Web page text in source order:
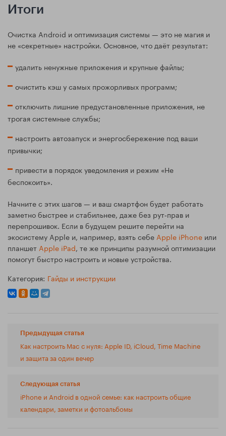
Итоги
Очистка Android и оптимизация системы — это не магия и
не «секретные» настройки. Основное, что даёт результат:
удалить ненужные приложения и крупные файлы;
очистить кэш у самых прожорливых программ;
отключить лишние предустановленные приложения, не
трогая системные службы;
настроить автозапуск и энергосбережение под ваши
привычки;
привести в порядок уведомления и режим «Не
беспокоить».
Начните с этих шагов — и ваш смартфон будет работать
заметно быстрее и стабильнее, даже без рут‑прав и
перепрошивок. Если в будущем решите перейти на
экосистему Apple и, например, взять себе Apple iPhone или
планшет Apple iPad, те же принципы разумной оптимизации
помогут быстро настроить и новые устройства.
Категория: Гайды и инструкции
Предыдущая статья
Как настроить Mac с нуля: Apple ID, iCloud, Time Machine
и защита за один вечер
Следующая статья
iPhone и Android в одной семье: как настроить общие
календари, заметки и фотоальбомы